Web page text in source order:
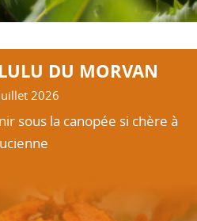
DU MORVAN
2026
sous la canopée si chère à